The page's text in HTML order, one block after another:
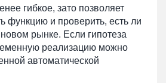
гибкое, зато позволяет
функцию и проверить, есть ли
рынке. Если гипотеза
реализацию можно
автоматической